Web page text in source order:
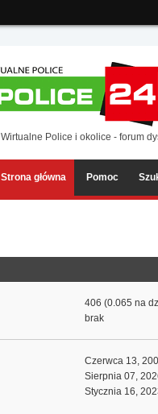
Wirtualne Police i okolice - forum
Strona główna Pomoc
406 (0.065 na
brak
Czerwca 13,
Sierpnia 07,
Stycznia 16,